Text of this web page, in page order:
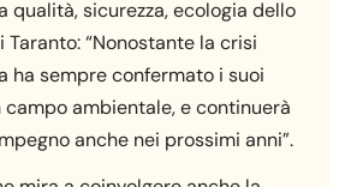
qualità, sicurezza, ecologia dello
“Nonostante la crisi
ha sempre confermato i suoi
ambientale, e continuerà
anche nei prossimi anni”.